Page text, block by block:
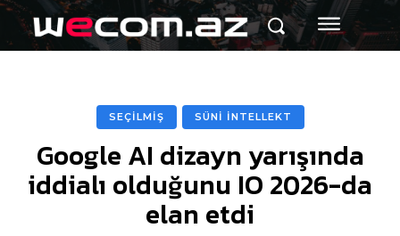
SEÇİLMİŞ SÜNİ İNTELLEKT
Google AI dizayn yarışında
iddialı olduğunu IO 2026-da
elan etdi